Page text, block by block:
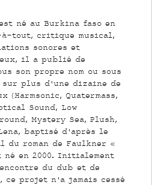
né au Burkina faso en
à-tout, critique musical,
sonores et
il a publié de
son propre nom ou sous
sur plus d’une dizaine de
Quatermass,
Sound, Low
Mystery Sea, Plush,
baptisé d’après le
du roman de Faulkner «
né en 2000. Initialement
du dub et de
projet n’a jamais cessé